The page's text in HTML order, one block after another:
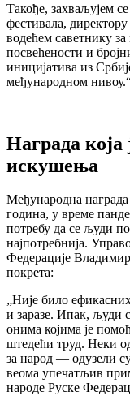
Такође, захваљујем
фестивала,
водећем саветнику
посвећености и
иницијатива из
међународном
Награда која
искушења
Међународна
година, у време
потребу да се људи
најпотребнија.
Федерације
покрета:
„Није било
и заразе. Ипак, људи
онима којима је
штедећи труд. Неки
за народ — одузели
веома упечатљив
народе Руске